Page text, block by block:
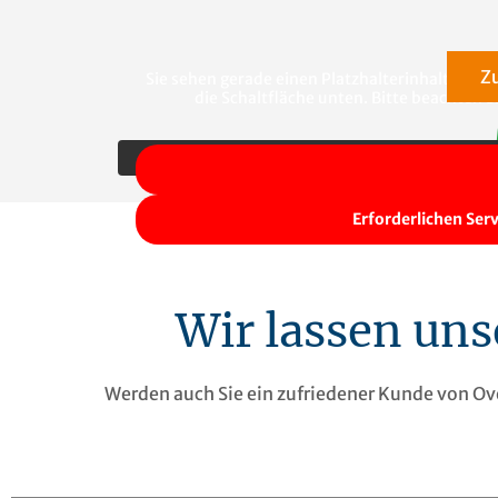
Sie sehen gerade einen Platzhalterinhalt von
die Schaltfläche unten. Bitte beachten
Erforderlichen
Wir lassen
Werden auch Sie ein zufriedener Kunde von